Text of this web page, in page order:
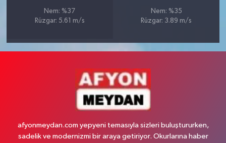
Nem: %37
Rüzgar: 5.61 m/s
Nem: %35
Rüzgar: 3.89 m/s
afyonmeydan.com yepyeni temasıyla sizleri buluştururken,
sadelik ve modernizmi bir araya getiriyor. Okurlarına haber